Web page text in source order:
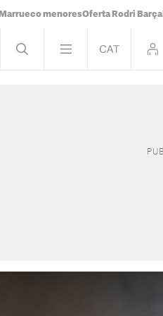
Marrueco menoresOferta Rodri Barça